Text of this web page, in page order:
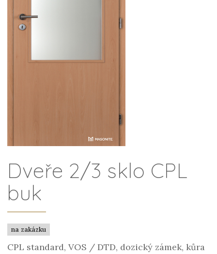
Dveře 2/3 sklo CPL
buk
na zakázku
CPL standard, VOS / DTD, dozický zámek, kůra